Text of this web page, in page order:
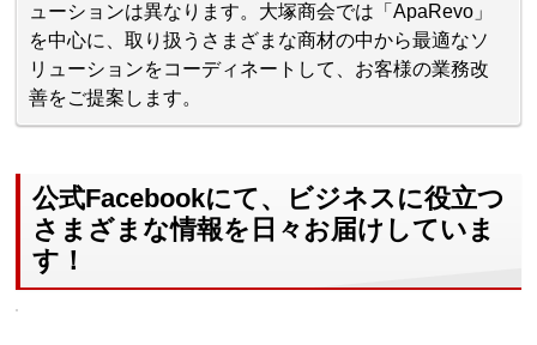
ューションは異なります。大塚商会では「ApaRevo」
を中心に、取り扱うさまざまな商材の中から最適なソ
リューションをコーディネートして、お客様の業務改
善をご提案します。
公式Facebookにて、ビジネスに役立つ
さまざまな情報を日々お届けしていま
す！